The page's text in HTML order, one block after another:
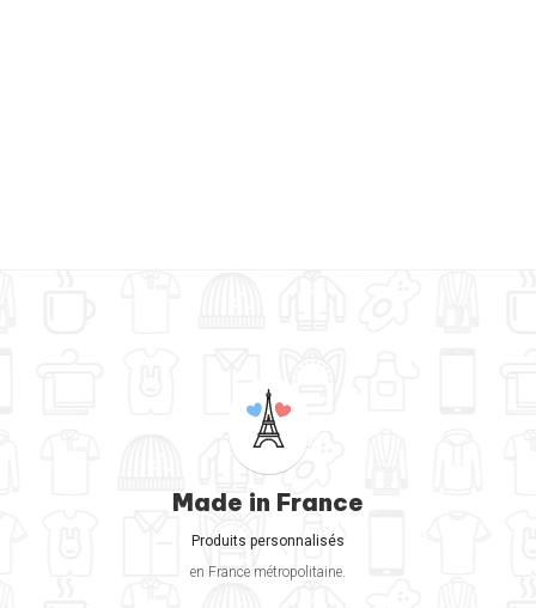
Made in France
Produits personnalisés
en France métropolitaine.